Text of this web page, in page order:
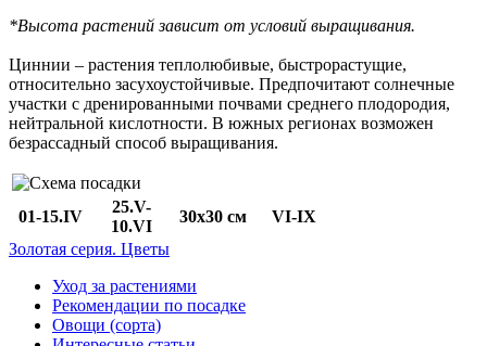
*Высота растений зависит от условий выращивания.
Циннии – растения теплолюбивые, быстрорастущие,
относительно засухоустойчивые. Предпочитают солнечные
участки с дренированными почвами среднего плодородия,
нейтральной кислотности. В южных регионах возможен
безрассадный способ выращивания.
01-15.IV
25.V-
10.VI
30х30 см
VI-IX
Золотая серия. Цветы
Уход за растениями
Рекомендации по посадке
Овощи (сорта)